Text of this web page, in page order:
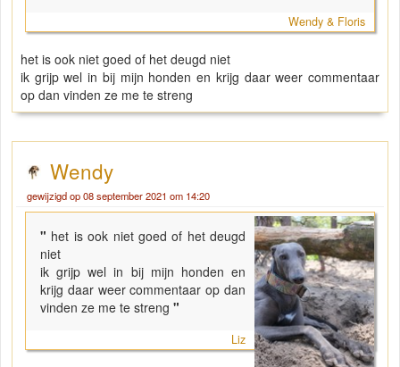
Wendy & Floris
het is ook niet goed of het deugd niet
ik grijp wel in bij mijn honden en krijg daar weer commentaar
op dan vinden ze me te streng
Wendy
gewijzigd op 08 september 2021 om 14:20
" het is ook niet goed of het deugd
niet
ik grijp wel in bij mijn honden en
krijg daar weer commentaar op dan
vinden ze me te streng "
Liz